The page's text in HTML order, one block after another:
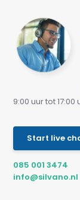
9:00 uur tot 17:00
Start live
085 001 3474
info@silvano.nl